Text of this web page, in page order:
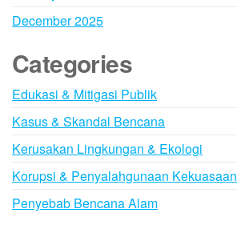
December 2025
Categories
Edukasi & Mitigasi Publik
Kasus & Skandal Bencana
Kerusakan Lingkungan & Ekologi
Korupsi & Penyalahgunaan Kekuasaan
Penyebab Bencana Alam